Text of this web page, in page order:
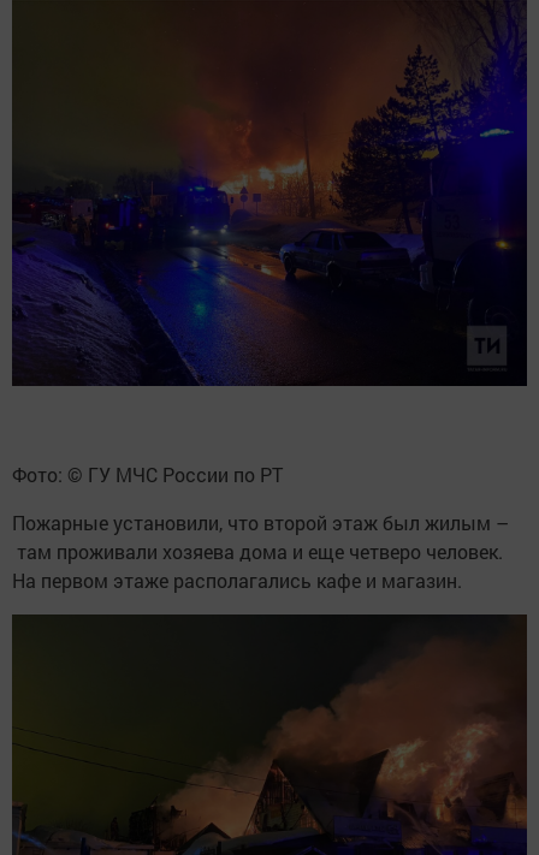
Фото: © ГУ МЧС России по РТ
Пожарные установили, что второй этаж был жилым –
там проживали хозяева дома и еще четверо человек.
На первом этаже располагались кафе и магазин.